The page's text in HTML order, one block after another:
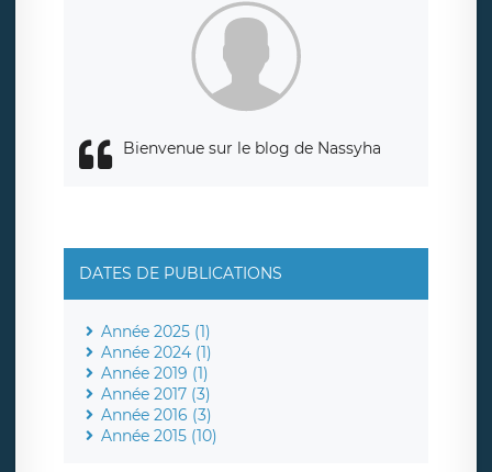
Bienvenue sur le blog de Nassyha
DATES DE PUBLICATIONS
Année 2025 (1)
Année 2024 (1)
Année 2019 (1)
Année 2017 (3)
Année 2016 (3)
Année 2015 (10)